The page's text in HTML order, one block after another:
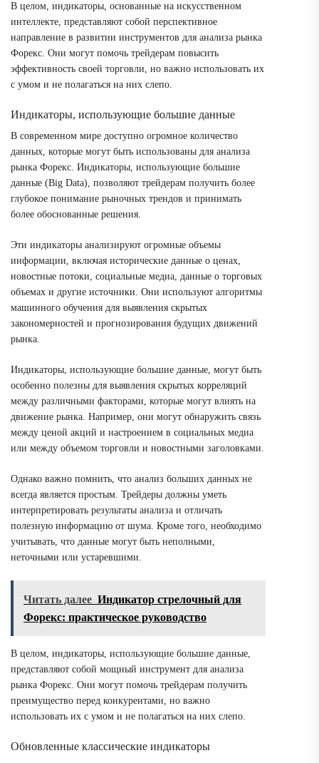
В целом, индикаторы, основанные на искусственном
интеллекте, представляют собой перспективное
направление в развитии инструментов для анализа рынка
Форекс. Они могут помочь трейдерам повысить
эффективность своей торговли, но важно использовать их
с умом и не полагаться на них слепо.
Индикаторы, использующие большие данные
В современном мире доступно огромное количество
данных, которые могут быть использованы для анализа
рынка Форекс. Индикаторы, использующие большие
данные (Big Data), позволяют трейдерам получить более
глубокое понимание рыночных трендов и принимать
более обоснованные решения.
Эти индикаторы анализируют огромные объемы
информации, включая исторические данные о ценах,
новостные потоки, социальные медиа, данные о торговых
объемах и другие источники. Они используют алгоритмы
машинного обучения для выявления скрытых
закономерностей и прогнозирования будущих движений
рынка.
Индикаторы, использующие большие данные, могут быть
особенно полезны для выявления скрытых корреляций
между различными факторами, которые могут влиять на
движение рынка. Например, они могут обнаружить связь
между ценой акций и настроением в социальных медиа
или между объемом торговли и новостными заголовками.
Однако важно помнить, что анализ больших данных не
всегда является простым. Трейдеры должны уметь
интерпретировать результаты анализа и отличать
полезную информацию от шума. Кроме того, необходимо
учитывать, что данные могут быть неполными,
неточными или устаревшими.
Читать далее Индикатор стрелочный для
Форекс: практическое руководство
В целом, индикаторы, использующие большие данные,
представляют собой мощный инструмент для анализа
рынка Форекс. Они могут помочь трейдерам получить
преимущество перед конкурентами, но важно
использовать их с умом и не полагаться на них слепо.
Обновленные классические индикаторы